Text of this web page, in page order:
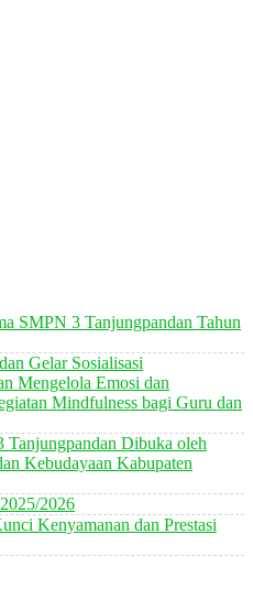
SMPN 3 Tanjungpandan Tahun
Gelar Sosialisasi
Mengelola Emosi dan
Mindfulness bagi Guru dan
Dibuka oleh
Kebudayaan Kabupaten
2026
Kenyamanan dan Prestasi